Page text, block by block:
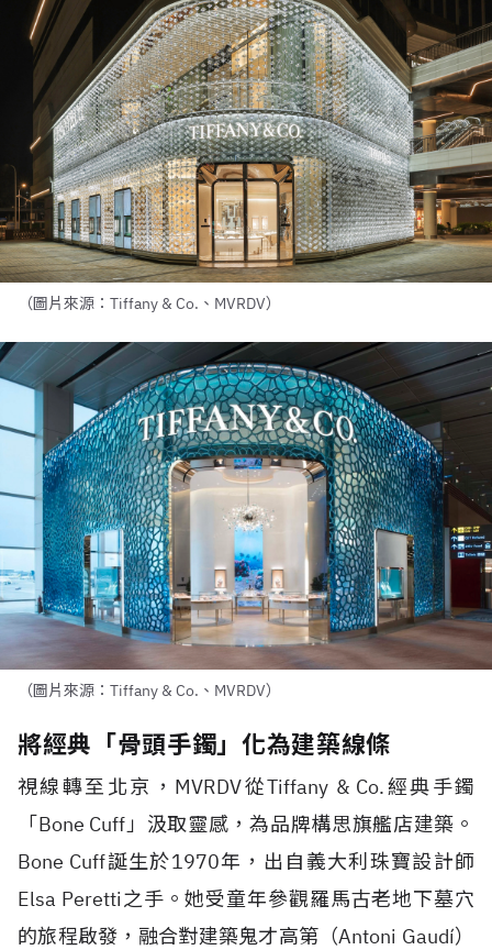
（圖片來源：Tiffany & Co.、MVRDV）
（圖片來源：Tiffany & Co.、MVRDV）
將經典「骨頭手鐲」化為建築線條
視線轉至北京， MVRDV從Tiffany & Co.經典手鐲
「Bone Cuff 」汲取靈感，為品牌構思旗艦店建築。
Bone Cuff誕生於1970年，出自義大利珠寶設計師
Elsa Peretti之手。她受童年參觀羅馬古老地下墓穴
的旅程啟發，融合對建築鬼才高第（Antoni Gaudí）